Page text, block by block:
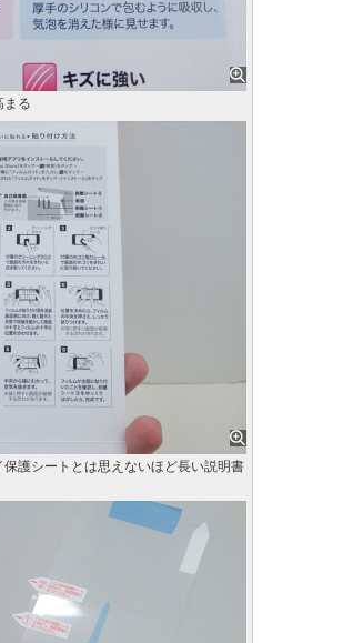
まる
護シートとは思えないほど長い説明書